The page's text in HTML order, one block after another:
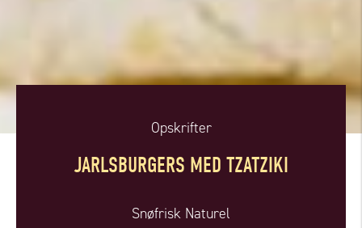
Opskrifter
JARLSBURGERS MED TZATZIKI
Snøfrisk Naturel